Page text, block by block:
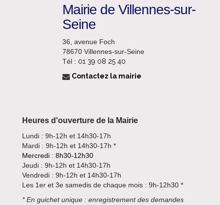
Mairie de Villennes-sur-
Seine
36, avenue Foch
78670 Villennes-sur-Seine
Tél : 01 39 08 25 40
Contactez la mairie
Heures d'ouverture de la Mairie
Lundi : 9h-12h et 14h30-17h
Mardi : 9h-12h et 14h30-17h *
Mercredi : 8h30-12h30
Jeudi : 9h-12h et 14h30-17h
Vendredi : 9h-12h et 14h30-17h
Les 1er et 3e samedis de chaque mois : 9h-12h30 *
*En guichet unique : enregistrement des demandes